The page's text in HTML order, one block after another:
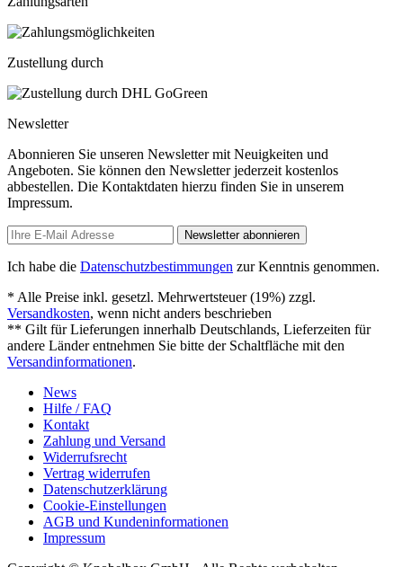
Zustellung durch
Newsletter
Abonnieren Sie unseren Newsletter mit Neuigkeiten und
Angeboten. Sie können den Newsletter jederzeit kostenlos
abbestellen. Die Kontaktdaten hierzu finden Sie in unserem
Impressum.
Newsletter abonnieren
Ich habe die Datenschutzbestimmungen zur Kenntnis genommen.
* Alle Preise inkl. gesetzl. Mehrwertsteuer (19%) zzgl.
Versandkosten, wenn nicht anders beschrieben
** Gilt für Lieferungen innerhalb Deutschlands, Lieferzeiten für
andere Länder entnehmen Sie bitte der Schaltfläche mit den
Versandinformationen.
News
Hilfe / FAQ
Kontakt
Zahlung und Versand
Widerrufsrecht
Vertrag widerrufen
Datenschutzerklärung
Cookie-Einstellungen
AGB und Kundeninformationen
Impressum